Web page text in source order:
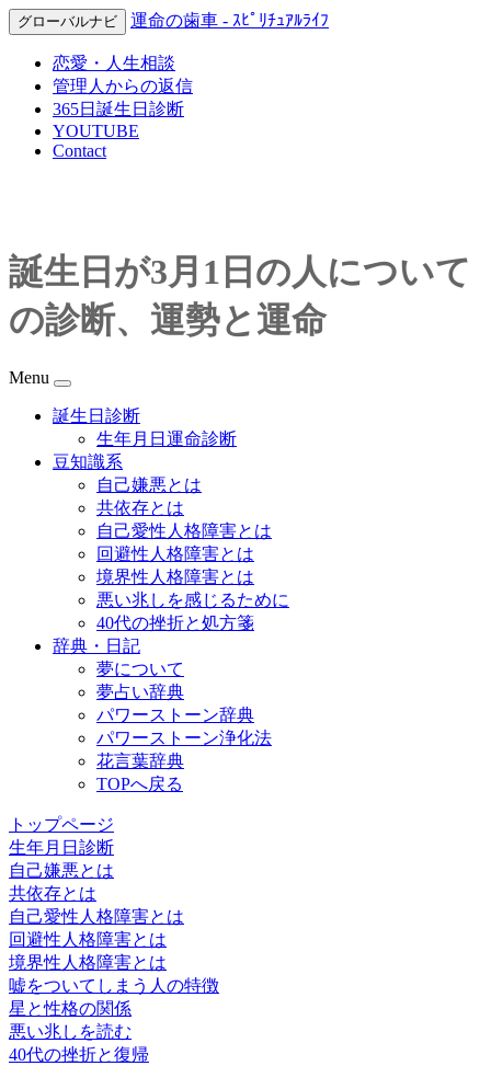
グローバルナビ 運命の歯車 - ｽﾋﾟﾘﾁｭｱﾙﾗｲﾌ
恋愛・人生相談
管理人からの返信
365日誕生日診断
YOUTUBE
Contact
誕生日が3月1日の人について
の診断、運勢と運命
Menu
誕生日診断
生年月日運命診断
豆知識系
自己嫌悪とは
共依存とは
自己愛性人格障害とは
回避性人格障害とは
境界性人格障害とは
悪い兆しを感じるために
40代の挫折と処方箋
辞典・日記
夢について
夢占い辞典
パワーストーン辞典
パワーストーン浄化法
花言葉辞典
TOPへ戻る
トップページ
生年月日診断
自己嫌悪とは
共依存とは
自己愛性人格障害とは
回避性人格障害とは
境界性人格障害とは
嘘をついてしまう人の特徴
星と性格の関係
悪い兆しを読む
40代の挫折と復帰